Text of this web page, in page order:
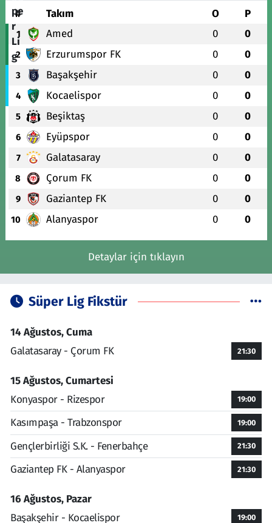
# Takım O P
1 Amed 0 0
2 Erzurumspor FK 0 0
3 Başakşehir 0 0
4 Kocaelispor 0 0
5 Beşiktaş 0 0
6 Eyüpspor 0 0
7 Galatasaray 0 0
8 Çorum FK 0 0
9 Gaziantep FK 0 0
10 Alanyaspor 0 0
Detaylar için tıklayın
Süper Lig Fikstür
14 Ağustos, Cuma
Galatasaray - Çorum FK
21:30
15 Ağustos, Cumartesi
Konyaspor - Rizespor
19:00
Kasımpaşa - Trabzonspor 19:00
Gençlerbirliği S.K. - Fenerbahçe 21:30
Gaziantep FK - Alanyaspor 21:30
16 Ağustos, Pazar
Başakşehir - Kocaelispor
19:00